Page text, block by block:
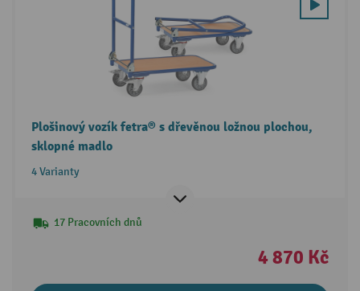
Plošinový vozík fetra® s dřevěnou ložnou plochou,
sklopné madlo
4 Varianty
17 Pracovních dnů
4 870 Kč